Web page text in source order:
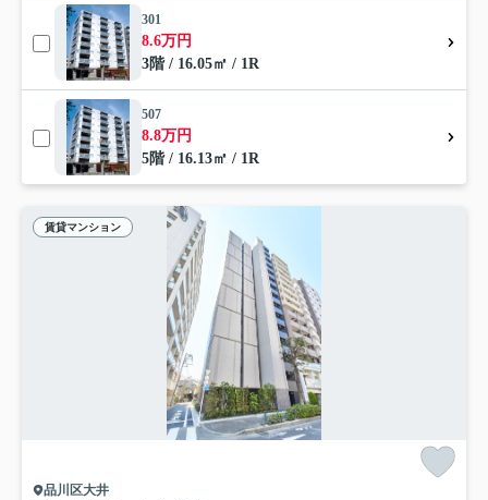
301
8.6万円
3階 / 16.05㎡ / 1R
507
8.8万円
5階 / 16.13㎡ / 1R
賃貸マンション
品川区大井